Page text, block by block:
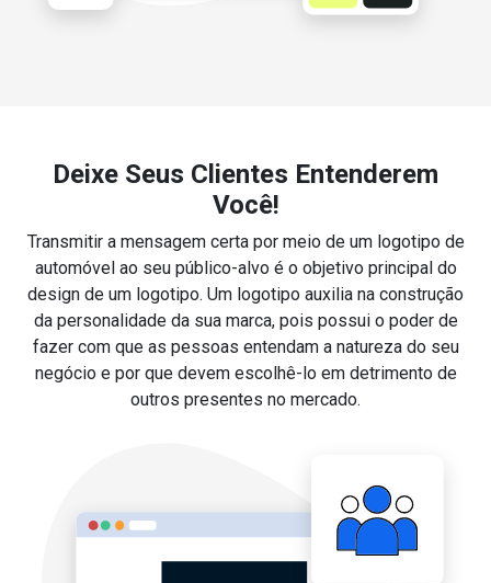
Deixe Seus Clientes Entenderem
Você!
Transmitir a mensagem certa por meio de um logotipo de
automóvel ao seu público-alvo é o objetivo principal do
design de um logotipo. Um logotipo auxilia na construção
da personalidade da sua marca, pois possui o poder de
fazer com que as pessoas entendam a natureza do seu
negócio e por que devem escolhê-lo em detrimento de
outros presentes no mercado.